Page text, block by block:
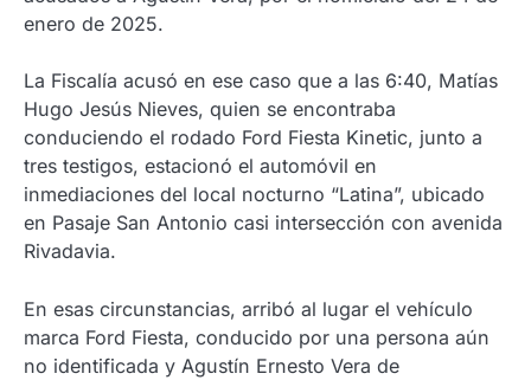
enero de 2025.
La Fiscalía acusó en ese caso que a las 6:40, Matías
Hugo Jesús Nieves, quien se encontraba
conduciendo el rodado Ford Fiesta Kinetic, junto a
tres testigos, estacionó el automóvil en
inmediaciones del local nocturno “Latina”, ubicado
en Pasaje San Antonio casi intersección con avenida
Rivadavia.
En esas circunstancias, arribó al lugar el vehículo
marca Ford Fiesta, conducido por una persona aún
no identificada y Agustín Ernesto Vera de